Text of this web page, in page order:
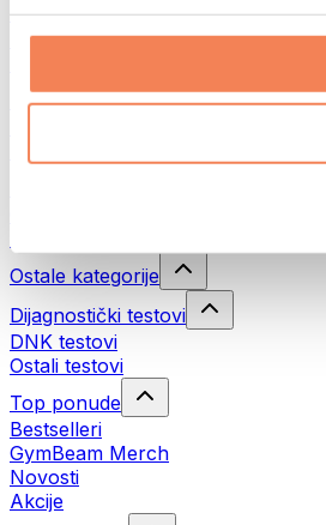
Biohacking
Terapija crvenim svjetlom
Eko kućanstvo
Ostale kategorije
Dijagnostički testovi
DNK testovi
Ostali testovi
Top ponude
Bestselleri
GymBeam Merch
Novosti
Akcije